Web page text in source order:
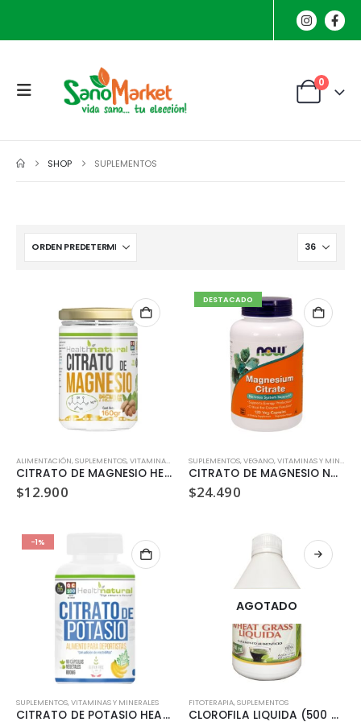
0
SHOP SUPLEMENTOS
ALIMENTACIÓN,SUPLEMENTOS,VITAMINAS Y MINERALES
CITRATO DE MAGNESIO HEALTH NATURAL EN POLVO 160 GR
$12.900
DESTACADO
SUPLEMENTOS,VEGANO,VITAMINAS Y MINERALES
CITRATO DE MAGNESIO NOW FOODS 120 CAPSULAS
$24.490
-1%
SUPLEMENTOS,VITAMINAS Y MINERALES
CITRATO DE POTASIO HEALTH NATURAL 90 CAP 800MG
AGOTADO
FITOTERAPIA,SUPLEMENTOS
CLOROFILA LIQUIDA (500 ML)